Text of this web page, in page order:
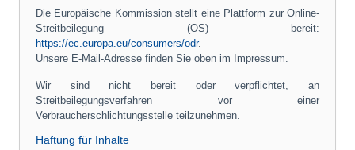
Die Europäische Kommission stellt eine Plattform zur Online-
Streitbeilegung (OS) bereit:
https://ec.europa.eu/consumers/odr.
Unsere E-Mail-Adresse finden Sie oben im Impressum.
Wir sind nicht bereit oder verpflichtet, an
Streitbeilegungsverfahren vor einer
Verbraucherschlichtungsstelle teilzunehmen.
Haftung für Inhalte